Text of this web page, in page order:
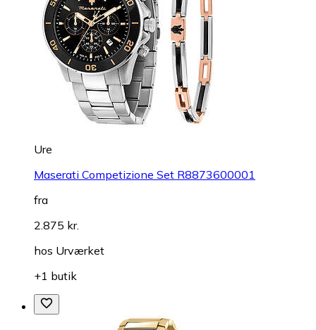
Ure
Maserati Competizione Set R8873600001
fra
2.875 kr.
hos Urværket
+1 butik